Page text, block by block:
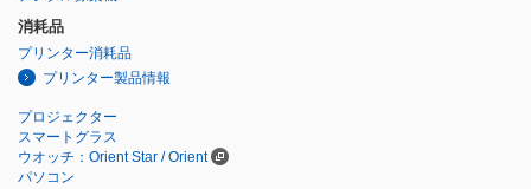
消耗品
プリンター消耗品
プリンター製品情報
プロジェクター
スマートグラス
ウオッチ：Orient Star / Orient
パソコン